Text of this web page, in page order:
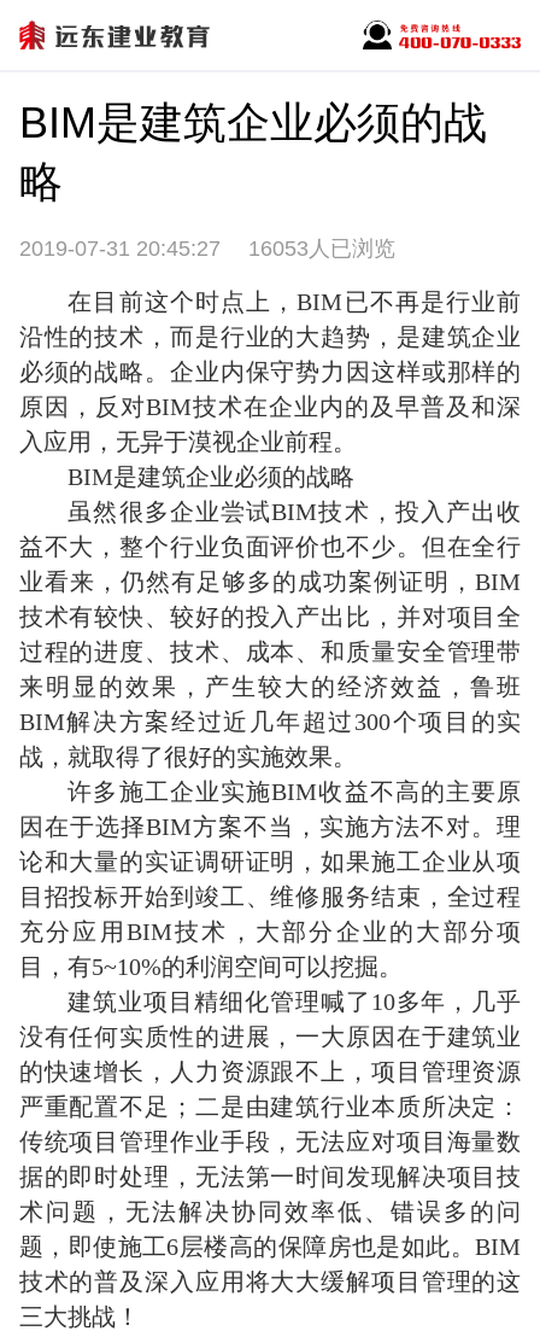
BIM是建筑企业必须的战
略
2019-07-31 20:45:27 16053人已浏览
在目前这个时点上，BIM已不再是行业前
沿性的技术，而是行业的大趋势，是建筑企业
必须的战略。企业内保守势力因这样或那样的
原因，反对BIM技术在企业内的及早普及和深
入应用，无异于漠视企业前程。
BIM是建筑企业必须的战略
虽然很多企业尝试BIM技术，投入产出收
益不大，整个行业负面评价也不少。但在全行
业看来，仍然有足够多的成功案例证明，BIM
技术有较快、较好的投入产出比，并对项目全
过程的进度、技术、成本、和质量安全管理带
来明显的效果，产生较大的经济效益，鲁班
BIM解决方案经过近几年超过300个项目的实
战，就取得了很好的实施效果。
许多施工企业实施BIM收益不高的主要原
因在于选择BIM方案不当，实施方法不对。理
论和大量的实证调研证明，如果施工企业从项
目招投标开始到竣工、维修服务结束，全过程
充分应用BIM技术，大部分企业的大部分项
目，有5~10%的利润空间可以挖掘。
建筑业项目精细化管理喊了10多年，几乎
没有任何实质性的进展，一大原因在于建筑业
的快速增长，人力资源跟不上，项目管理资源
严重配置不足；二是由建筑行业本质所决定：
传统项目管理作业手段，无法应对项目海量数
据的即时处理，无法第一时间发现解决项目技
术问题，无法解决协同效率低、错误多的问
题，即使施工6层楼高的保障房也是如此。BIM
技术的普及深入应用将大大缓解项目管理的这
三大挑战！